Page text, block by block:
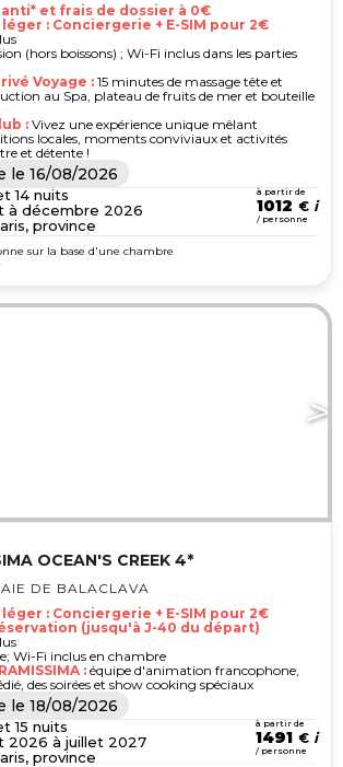
et frais de dossier à 0€
: Conciergerie + E-SIM pour 2€
(hors boissons) ; Wi-Fi inclus dans les parties
Voyage : 15 minutes de massage tête et
au Spa, plateau de fruits de mer et bouteille
: Vivez une expérience unique mêlant
locales, moments conviviaux et activités
et détente !
le 16/08/2026
14 nuits
à décembre 2026
province
à partir de
1012 €
/ personne
sur la base d'une chambre
OCEAN'S CREEK 4*
DE BALACLAVA
: Conciergerie + E-SIM pour 2€
(jusqu'à J-40 du départ)
Wi-Fi inclus en chambre
: équipe d'animation francophone,
des soirées et show cooking spéciaux
le 18/08/2026
15 nuits
2026 à juillet 2027
province
à partir de
1491 €
/ personne